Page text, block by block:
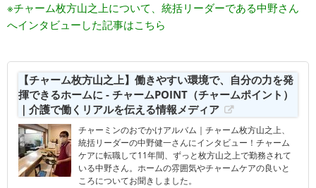
※チャーム枚方山之上について、統括リーダーである中野さん
へインタビューした記事はこちら
【チャーム枚方山之上】働きやすい環境で、自分の力を発
揮できるホームに - チャームPOINT（チャームポイント）
｜介護で働くリアルを伝える情報メディア
チャーミンのおでかけアルバム｜チャーム枚方山之上、
統括リーダーの中野健一さんにインタビュー！チャーム
ケアに転職して11年間、ずっと枚方山之上で勤務されて
いる中野さん。ホームの雰囲気やチャームケアの良いと
ころについてお聞きしました。